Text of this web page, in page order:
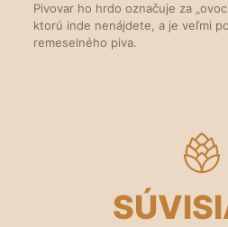
Pivovar ho hrdo označuje za
ktorú inde nenájdete, a je veľmi
remeselného piva.